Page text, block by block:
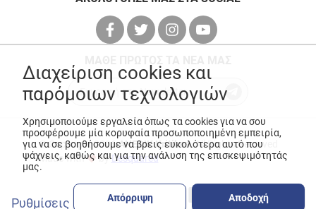
© Copyright 2026ANEDIK Kritikos. All Rights Reserved
Made with
byDesquared
Διαχείριση cookies και
παρόμοιων τεχνολογιών
Χρησιμοποιούμε εργαλεία όπως τα cookies για να σου
προσφέρουμε μία κορυφαία προσωποποιημένη εμπειρία,
για να σε βοηθήσουμε να βρεις ευκολότερα αυτό που
ψάχνεις, καθώς και για την ανάλυση της επισκεψιμότητάς
μας.
Ρυθμίσεις Απόρριψη Αποδοχή